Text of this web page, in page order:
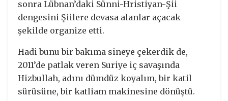
sonra Lübnan’daki Sünni-Hristiyan-Şii
dengesini Şiilere devasa alanlar açacak
şekilde organize etti.
Hadi bunu bir bakıma sineye çekerdik de,
2011’de patlak veren Suriye iç savaşında
Hizbullah, adını dümdüz koyalım, bir katil
sürüsüne, bir katliam makinesine dönüştü.